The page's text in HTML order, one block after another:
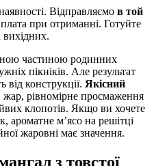
Відправляємо в той
при отриманні. Готуйте
частиною родинних
пікніків. Але результат
конструкції. Якісний
жар, рівномірне просмаження
клопотів. Якщо ви хочете
ароматне м’ясо на решітці
жаровні має значення.
з товстої